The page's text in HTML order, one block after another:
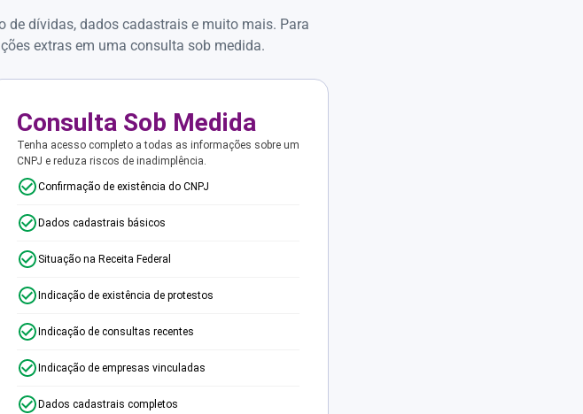
de dívidas, dados cadastrais e muito mais. Para
extras em uma consulta sob medida.
Consulta Sob Medida
Tenha acesso completo a todas as informações sobre um
CNPJ e reduza riscos de inadimplência.
Confirmação de existência do CNPJ
Dados cadastrais básicos
Situação na Receita Federal
Indicação de existência de protestos
Indicação de consultas recentes
Indicação de empresas vinculadas
Dados cadastrais completos